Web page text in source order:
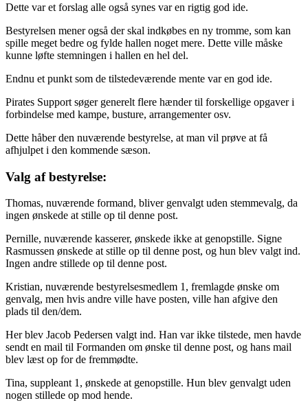
Dette var et forslag alle også synes var en rigtig god ide.
Bestyrelsen mener også der skal indkøbes en ny tromme, som kan
spille meget bedre og fylde hallen noget mere. Dette ville måske
kunne løfte stemningen i hallen en hel del.
Endnu et punkt som de tilstedeværende mente var en god ide.
Pirates Support søger generelt flere hænder til forskellige opgaver i
forbindelse med kampe, busture, arrangementer osv.
Dette håber den nuværende bestyrelse, at man vil prøve at få
afhjulpet i den kommende sæson.
Valg af bestyrelse:
Thomas, nuværende formand, bliver genvalgt uden stemmevalg, da
ingen ønskede at stille op til denne post.
Pernille, nuværende kasserer, ønskede ikke at genopstille. Signe
Rasmussen ønskede at stille op til denne post, og hun blev valgt ind.
Ingen andre stillede op til denne post.
Kristian, nuværende bestyrelsesmedlem 1, fremlagde ønske om
genvalg, men hvis andre ville have posten, ville han afgive den
plads til den/dem.
Her blev Jacob Pedersen valgt ind. Han var ikke tilstede, men havde
sendt en mail til Formanden om ønske til denne post, og hans mail
blev læst op for de fremmødte.
Tina, suppleant 1, ønskede at genopstille. Hun blev genvalgt uden
nogen stillede op mod hende.